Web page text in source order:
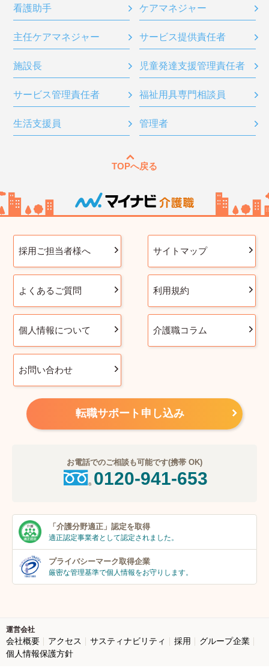
看護助手 ケアマネジャー
主任ケアマネジャー サービス提供責任者
施設長 児童発達支援管理責任者
サービス管理責任者 福祉用具専門相談員
生活支援員 管理者
TOPへ戻る
採用ご担当者様へ サイトマップ
よくあるご質問 利用規約
個人情報について 介護職コラム
お問い合わせ
転職サポート申し込み
お電話でのご相談も可能です(携帯 OK)
0120-941-653
「介護分野適正」 認定を取得
適正認定事業者として認定されました。
プライバシーマーク取得企業
厳密な管理基準で個人情報をお守りします。
運営会社
会社概要 アクセス サスティナビリティ 採用
グループ企業
個人情報保護方針